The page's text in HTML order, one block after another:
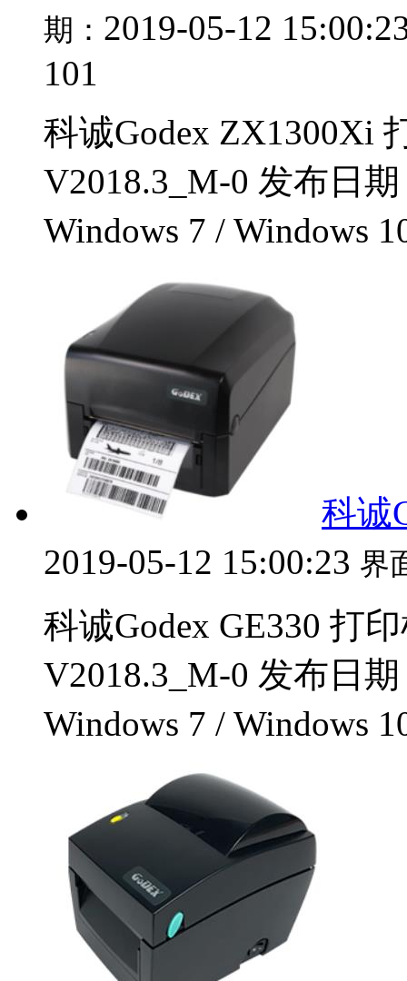
期： 2019-05-12
101
科诚Godex ZX1300Xi
V2018.3_M-0 发布日
Windows 7 / Windows
科诚
2019-05-12 15:00:23 界
科诚Godex GE330 打
V2018.3_M-0 发布日
Windows 7 / Windows